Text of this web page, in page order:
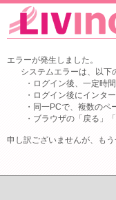
エラーが発生しました。
システムエラーは、以下
・ログイン後、一定時
・ログイン後にインタ
・同一PCで、複数のペ
・ブラウザの「戻る」
申し訳ございませんが、も